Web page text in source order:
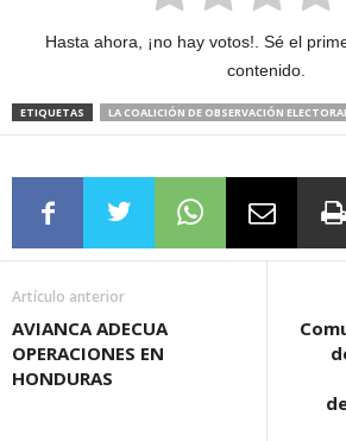
Hasta ahora, ¡no hay votos!. Sé el
contenido.
ETIQUETAS LA COALICIÓN DE OBSERVACIÓN
Artículo anterior
AVIANCA ADECUA
OPERACIONES EN
HONDURAS